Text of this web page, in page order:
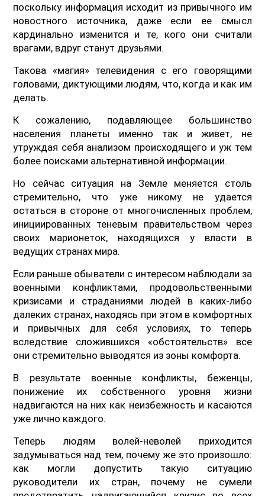
поскольку информация исходит из привычного им
новостного источника, даже если ее смысл
кардинально изменится и те, кого они считали
врагами, вдруг станут друзьями.
Такова «магия» телевидения с его говорящими
головами, диктующими людям, что, когда и как им
делать.
К сожалению, подавляющее большинство
населения планеты именно так и живет, не
утруждая себя анализом происходящего и уж тем
более поисками альтернативной информации.
Но сейчас ситуация на Земле меняется столь
стремительно, что уже никому не удается
остаться в стороне от многочисленных проблем,
инициированных теневым правительством через
своих марионеток, находящихся у власти в
ведущих странах мира.
Если раньше обыватели с интересом наблюдали за
военными конфликтами, продовольственными
кризисами и страданиями людей в каких-либо
далеких странах, находясь при этом в комфортных
и привычных для себя условиях, то теперь
вследствие сложившихся «обстоятельств» все
они стремительно выводятся из зоны комфорта.
В результате военные конфликты, беженцы,
понижение их собственного уровня жизни
надвигаются на них как неизбежность и касаются
уже лично каждого.
Теперь людям волей-неволей приходится
задумываться над тем, почему же это произошло:
как могли допустить такую ситуацию
руководители их стран, почему не сумели